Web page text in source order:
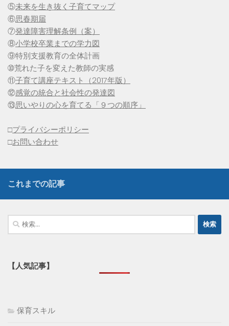
⑤未来を生き抜く子育てマップ
⑥思春期届
⑦発達障害理解条例（案）
⑧小学校卒業までの学力図
⑨特別支援教育の全体計画
➉荒れた子を変えた教師の実感
⑪子育て講座テキスト（2017年版）
⑫感覚の統合と社会性の発達図
⑬思いやりの心を育てる「９つの順序」
□プライバシーポリシー
□お問い合わせ
これまでの記事
検
索:
【人気記事】
保育スキル